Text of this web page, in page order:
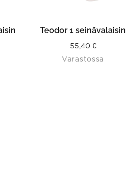
Teodor 1 seinävalaisin
55,40 €
Varastossa